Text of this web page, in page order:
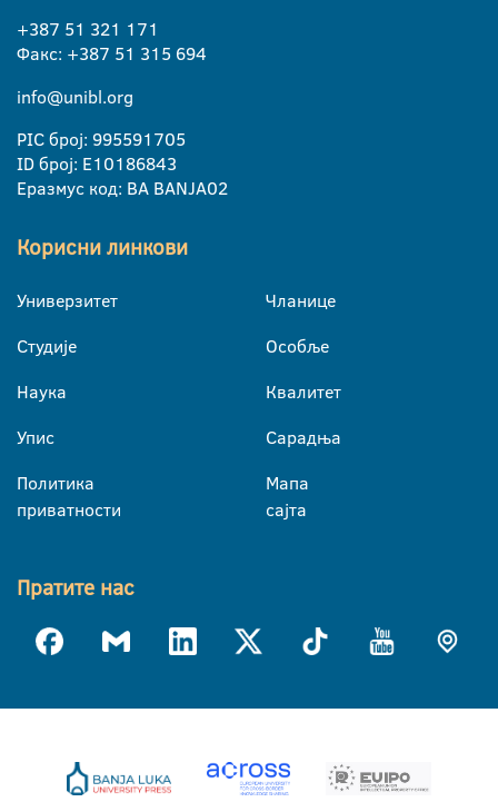
+387 51 321 171
Факс: +387 51 315 694
info@unibl.org
PIC број: 995591705
ID број: E10186843
Еразмус код: BA BANJA02
Корисни линкови
Универзитет
Студије
Наука
Упис
Политика
приватности
Чланице
Особље
Квалитет
Сарадња
Мапа
сајта
Пратите нас